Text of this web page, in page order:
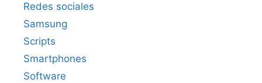
Redes sociales
Samsung
Scripts
Smartphones
Software